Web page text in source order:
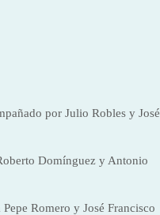
por Julio Robles y José
Domínguez y Antonio
Romero y José Francisco